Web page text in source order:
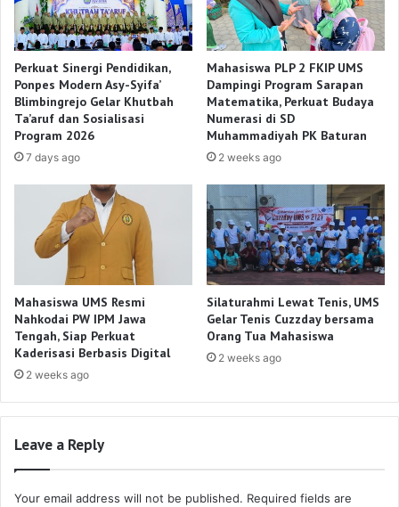
Perkuat Sinergi Pendidikan,
Ponpes Modern Asy-Syifa’
Blimbingrejo Gelar Khutbah
Ta’aruf dan Sosialisasi
Program 2026
7 days ago
Mahasiswa PLP 2 FKIP UMS
Dampingi Program Sarapan
Matematika, Perkuat Budaya
Numerasi di SD
Muhammadiyah PK Baturan
2 weeks ago
Mahasiswa UMS Resmi
Nahkodai PW IPM Jawa
Tengah, Siap Perkuat
Kaderisasi Berbasis Digital
2 weeks ago
Silaturahmi Lewat Tenis, UMS
Gelar Tenis Cuzzday bersama
Orang Tua Mahasiswa
2 weeks ago
Leave a Reply
Your email address will not be published. Required fields are